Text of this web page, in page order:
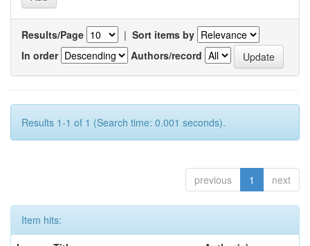
Results/Page | Sort items by
In order
Authors/record
Results 1-1 of 1 (Search time: 0.001 seconds).
previous 1 next
Item hits: